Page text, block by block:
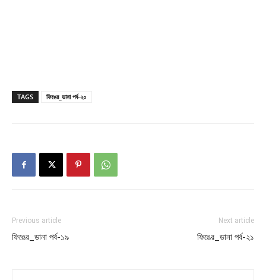
TAGS ফিঙের_ডানা পর্ব-২০
Previous article
ফিঙের_ডানা পর্ব-১৯
Next article
ফিঙের_ডানা পর্ব-২১